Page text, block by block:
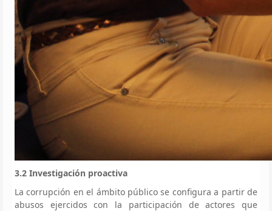
3.2 Investigación proactiva
La corrupción en el ámbito público se configura a partir de
abusos ejercidos con la participación de actores que